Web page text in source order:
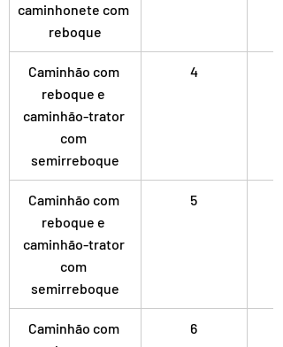
caminhonete com
reboque
Caminhão com
reboque e
caminhão-trator
com
semirreboque
4
Caminhão com
reboque e
caminhão-trator
com
semirreboque
5
Caminhão com
6